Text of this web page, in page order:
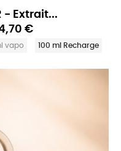
- Extrait...
€
vapo 100 ml Recharge